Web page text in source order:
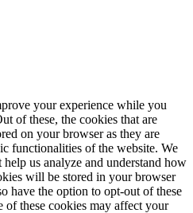
your experience while you
of these, the cookies that are
on your browser as they are
functionalities of the website. We
us analyze and understand how
will be stored in your browser
have the option to opt-out of these
these cookies may affect your